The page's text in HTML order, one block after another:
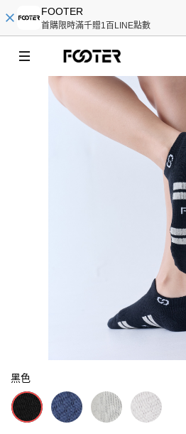
FOOTER
首購限時滿千贈1百LINE點數
黑色